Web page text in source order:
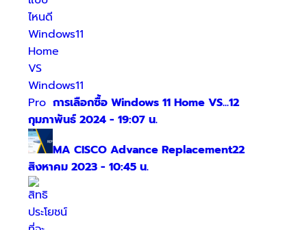
การเลือกซื้อ Windows 11 Home VS...12
กุมภาพันธ์ 2024 - 19:07 น.
MA CISCO Advance Replacement22
สิงหาคม 2023 - 10:45 น.